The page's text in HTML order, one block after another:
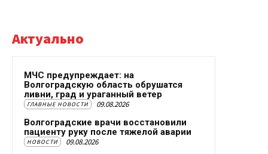
Актуально
МЧС предупреждает: на
Волгоградскую область обрушатся
ливни, град и ураганный ветер
ГЛАВНЫЕ НОВОСТИ 09.08.2026
Волгоградские врачи восстановили
пациенту руку после тяжелой аварии
НОВОСТИ 09.08.2026